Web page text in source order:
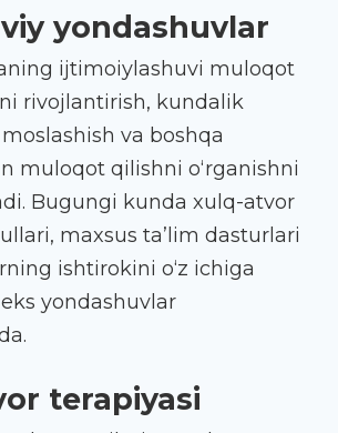
yondashuvlar
ijtimoiylashuvi muloqot
rivojlantirish, kundalik
va boshqa
muloqot qilishni o‘rganishni
Bugungi kunda xulq-atvor
maxsus ta’lim dasturlari
ishtirokini o‘z ichiga
yondashuvlar
terapiyasi